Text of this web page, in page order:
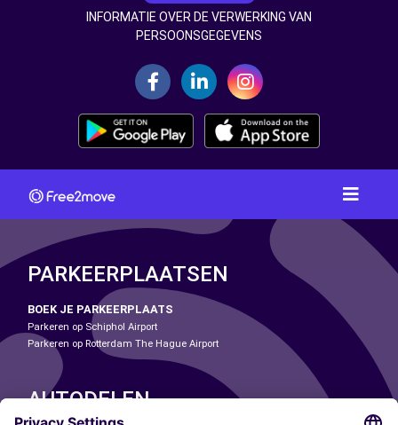
INFORMATIE OVER DE VERWERKING VAN
PERSOONSGEGEVENS
PARKEERPLAATSEN
BOEK JE PARKEERPLAATS
Parkeren op Schiphol Airport
Parkeren op Rotterdam The Hague Airport
AUTODELEN